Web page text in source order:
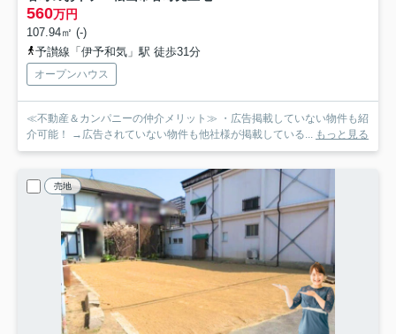
560万円
107.94㎡ (-)
予讃線「伊予和気」駅 徒歩31分
オープンハウス
≪不動産＆カンパニーの仲介メリット≫ ・広告掲載していない物件も紹
介可能！ →広告されていない物件も他社様が掲載している... もっと見る
売地